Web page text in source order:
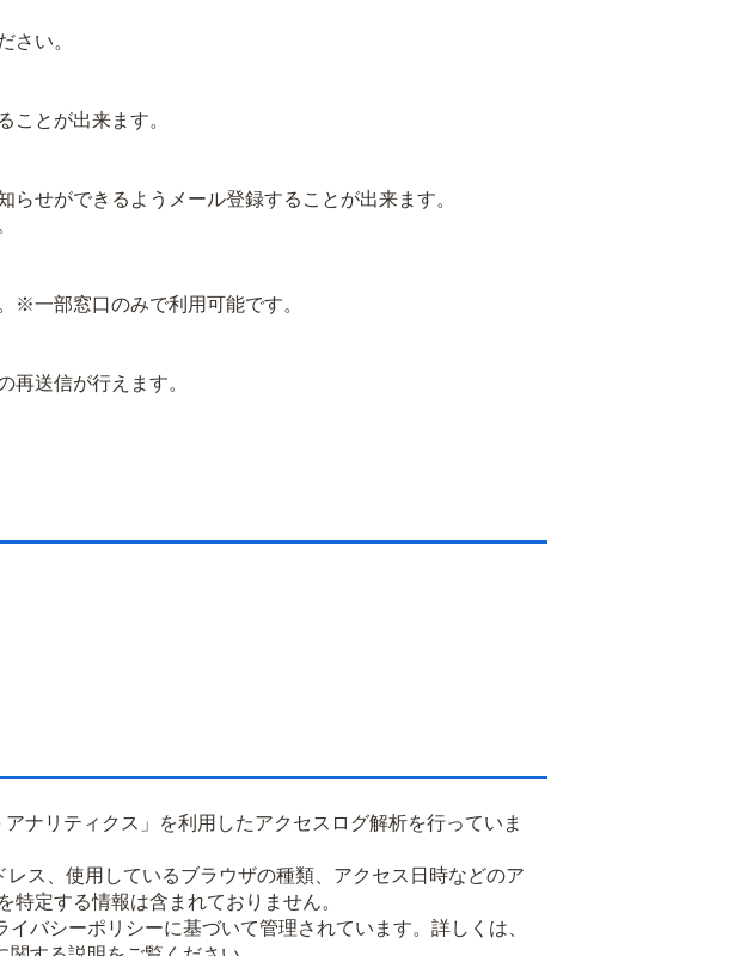
さい。
とが出来ます。
せができるようメール登録することが出来ます。
※一部窓口のみで利用可能です。
送信が行えます。
ナリティクス」を利用したアクセスログ解析を行っていま
ス、使用しているブラウザの種類、アクセス日時などのア
定する情報は含まれておりません。
バシーポリシーに基づいて管理されています。詳しくは、